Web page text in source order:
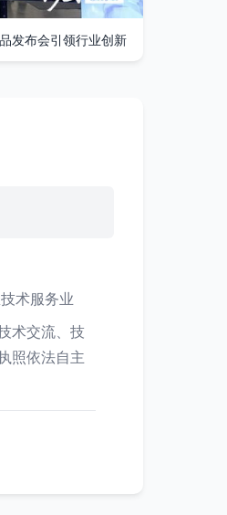
发布会引领行业创新
术服务业
术交流、技
照依法自主